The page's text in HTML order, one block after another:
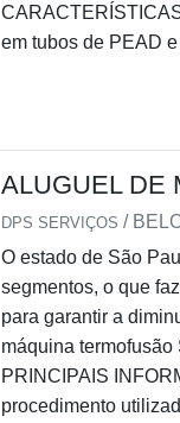
em tubos de PEAD
indicados para uma
isso, é fundamental
DPS, para realizar
termofusão. Além
assegurando os
serviços.Portanto,
Brasil. Além de
atendimento
melhor atendem às
companhia
por
ALUGUEL DE
DPS SERVIÇOS/
O estado de São
segmentos, o que
para garantir a
máquina
PRINCIPAIS
procedimento